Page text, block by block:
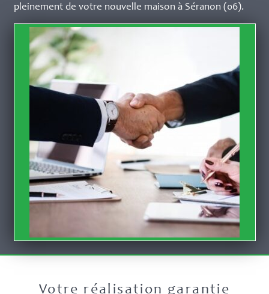
pleinement de votre nouvelle maison à Séranon (06).
Votre réalisation garantie